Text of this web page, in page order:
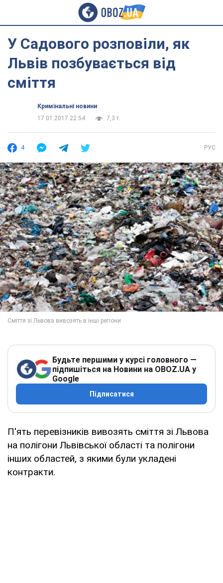
У Садового розповіли, як
Львів позбувається від
сміття
Кримінальні новини
17.01.2017 22:54
7,3 т.
4 РУС
Будьте першими у курсі головного —
підпишіться на Новини на OBOZ.UA у
Google
Підписатися
П'ять перевізників вивозять сміття зі Львова
на полігони Львівської області та полігони
інших областей, з якими були укладені
контракти.